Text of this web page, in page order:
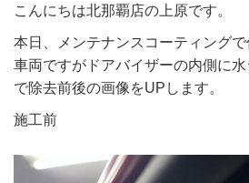
こんにちは北那覇店の上原です。
本日、メンテナンスコーティング
車両ですがドアバイザーの内側に
で除去前後の画像をUPします。
施工前